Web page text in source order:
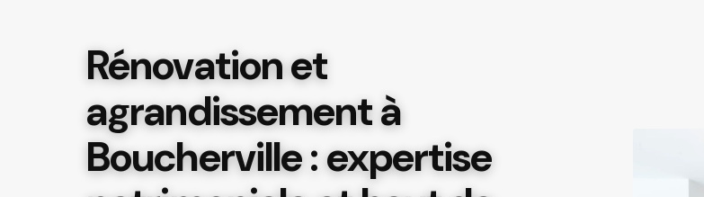
Rénovation et
agrandissement à
Boucherville : expertise